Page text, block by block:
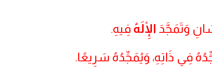
وَتَمَجَّدَ الْإِلَهُ فِيهِ.
فِي ذَاتِهِ، وَيُمَجِّدُهُ سَرِيعًا.